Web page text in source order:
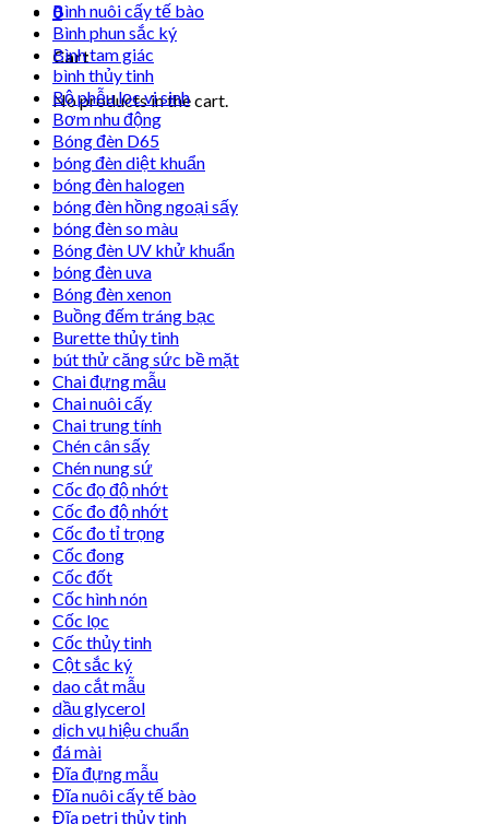
0
Cart
No products in the cart.
Bình nuôi cấy tế bào
Bình phun sắc ký
Bình tam giác
bình thủy tinh
Bộ phễu lọc vi sinh
Bơm nhu động
Bóng đèn D65
bóng đèn diệt khuẩn
bóng đèn halogen
bóng đèn hồng ngoại sấy
bóng đèn so màu
Bóng đèn UV khử khuẩn
bóng đèn uva
Bóng đèn xenon
Buồng đếm tráng bạc
Burette thủy tinh
bút thử căng sức bề mặt
Chai đựng mẫu
Chai nuôi cấy
Chai trung tính
Chén cân sấy
Chén nung sứ
Cốc đọ độ nhớt
Cốc đo độ nhớt
Cốc đo tỉ trọng
Cốc đong
Cốc đốt
Cốc hình nón
Cốc lọc
Cốc thủy tinh
Cột sắc ký
dao cắt mẫu
dầu glycerol
dịch vụ hiệu chuẩn
đá mài
Đĩa đựng mẫu
Đĩa nuôi cấy tế bào
Đĩa petri thủy tinh